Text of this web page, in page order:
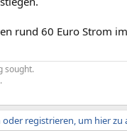
rund 60 Euro Strom
sought.
registrieren, um hier